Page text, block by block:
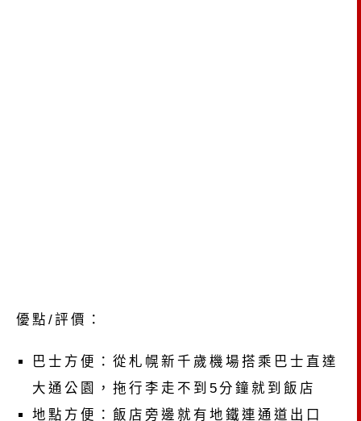
優點/評價：
巴士方便：從札幌新千歲機場搭乘巴士直達
大通公園，拖行李走不到5分鐘就到飯店
地點方便：飯店旁邊就有地鐵連通道出口